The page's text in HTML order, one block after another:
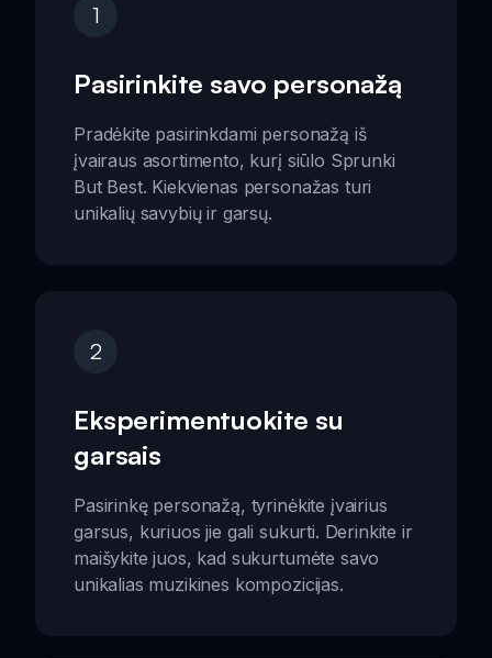
1
Pasirinkite savo personažą
Pradėkite pasirinkdami personažą iš
įvairaus asortimento, kurį siūlo Sprunki
But Best. Kiekvienas personažas turi
unikalių savybių ir garsų.
2
Eksperimentuokite su
garsais
Pasirinkę personažą, tyrinėkite įvairius
garsus, kuriuos jie gali sukurti. Derinkite ir
maišykite juos, kad sukurtumėte savo
unikalias muzikines kompozicijas.